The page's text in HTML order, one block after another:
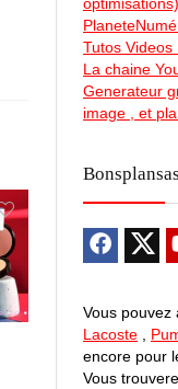
Tutos Videos
La chaine
Generateur
image , et
Vous
Lacoste
encore pour
Vous